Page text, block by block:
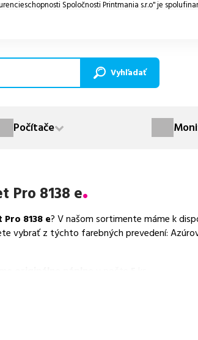
Spoločnosti Printmania s.r.o" je
Vyhľadať
Počítače
Pro 8138 e
Pro 8138 e? V našom sortimente máme k
vybrať z týchto farebných prevedení:
a 14001, zaručuje bezproblémovú tlač.
Preto sa snažíme